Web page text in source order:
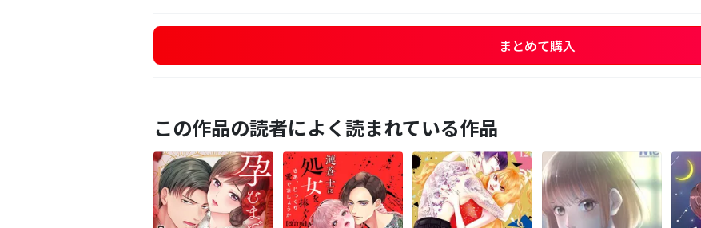
まとめて購入
この作品の読者によく読まれている作品